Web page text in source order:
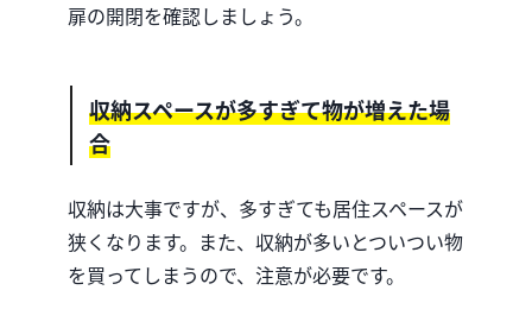
扉の開閉を確認しましょう。
収納スペースが多すぎて物が増えた場
合
収納は大事ですが、多すぎても居住スペースが
狭くなります。また、収納が多いとついつい物
を買ってしまうので、注意が必要です。